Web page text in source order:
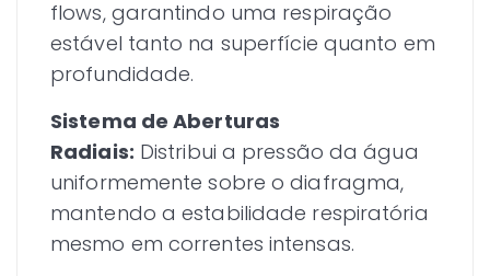
flows, garantindo uma respiração
estável tanto na superfície quanto em
profundidade.
Sistema de Aberturas
Radiais: Distribui a pressão da água
uniformemente sobre o diafragma,
mantendo a estabilidade respiratória
mesmo em correntes intensas.